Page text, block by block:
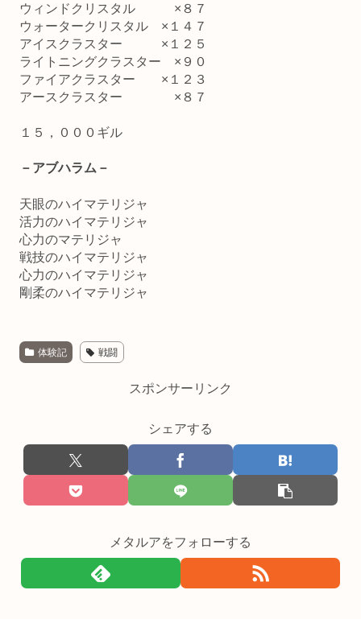
ウィンドクリスタル ×８７
ウォータークリスタル ×１４７
アイスクラスター ×１２５
ライトニングクラスター ×９０
ファイアクラスター ×１２３
アースクラスター ×８７
１５，０００ギル
－アブハラム－
天眼のハイマテリジャ
活力のハイマテリジャ
心力のマテリジャ
戦技のハイマテリジャ
心力のハイマテリジャ
剛柔のハイマテリジャ
体験記 戦闘
スポンサーリンク
シェアする
メタルアをフォローする